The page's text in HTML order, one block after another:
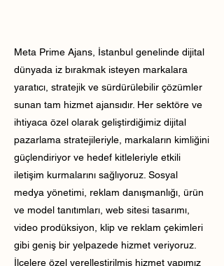
Meta Prime Ajans, İstanbul genelinde dijital
dünyada iz bırakmak isteyen markalara
yaratıcı, stratejik ve sürdürülebilir çözümler
sunan tam hizmet ajansıdır. Her sektöre ve
ihtiyaca özel olarak geliştirdiğimiz dijital
pazarlama stratejileriyle, markaların kimliğini
güçlendiriyor ve hedef kitleleriyle etkili
iletişim kurmalarını sağlıyoruz. Sosyal
medya yönetimi, reklam danışmanlığı, ürün
ve model tanıtımları, web sitesi tasarımı,
video prodüksiyon, klip ve reklam çekimleri
gibi geniş bir yelpazede hizmet veriyoruz.
İlçelere özel yerelleştirilmiş hizmet yapımız